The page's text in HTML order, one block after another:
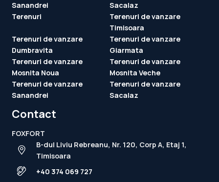
Sanandrei
Sacalaz
Terenuri
Terenuri de vanzare
Timisoara
Terenuri de vanzare
Dumbravita
Terenuri de vanzare
Giarmata
Terenuri de vanzare
Mosnita Noua
Terenuri de vanzare
Mosnita Veche
Terenuri de vanzare
Sanandrei
Terenuri de vanzare
Sacalaz
Contact
FOXFORT
B-dul Liviu Rebreanu, Nr. 120, Corp A, Etaj 1,
Timisoara
+40 374 069 727